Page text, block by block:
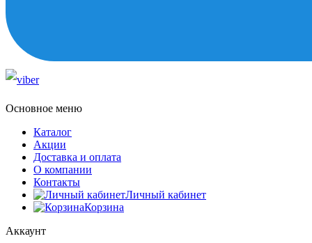
Основное меню
Каталог
Акции
Доставка и оплата
О компании
Контакты
Личный кабинет
Корзина
Аккаунт